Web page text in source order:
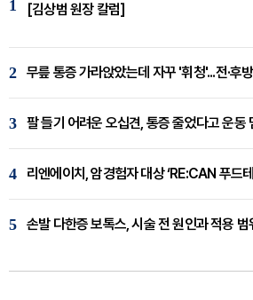
1
[김상범 원장 칼럼]
2
3
4 리엔에이치, 암경험자 대상 ‘RE:CAN 푸드
5